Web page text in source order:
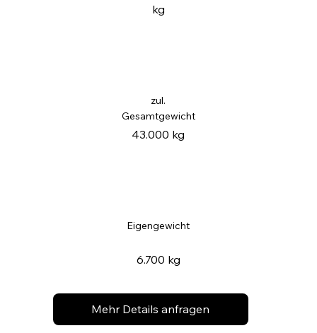
kg
zul.
Gesamtgewicht
43.000 kg
Eigengewicht
6.700 kg
Mehr Details anfragen